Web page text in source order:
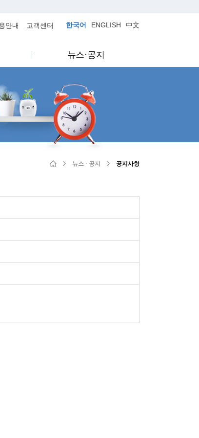
안내 고객센터 한국어 ENGLISH 中文
뉴스·공지
뉴스 · 공지 공지사항